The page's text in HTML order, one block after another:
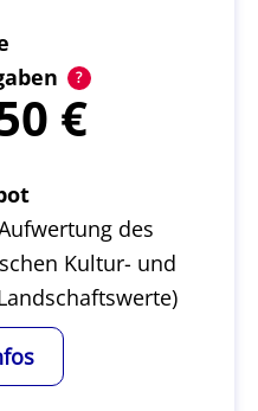
des
Kultur- und